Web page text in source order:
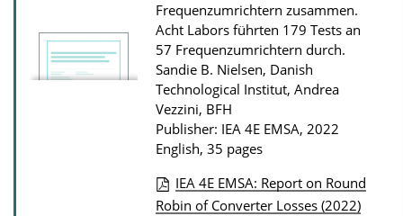
n
D
o
w
n
l
a
Frequenzumrichtern zusammen.
Acht Labors führten 179 Tests an
57 Frequenzumrichtern durch.
Sandie B. Nielsen, Danish
Technological Institut, Andrea
Vezzini, BFH
Publisher: IEA 4E EMSA, 2022
English, 35 pages
P
IEA 4E EMSA: Report on Round
Robin of Converter Losses (2022)